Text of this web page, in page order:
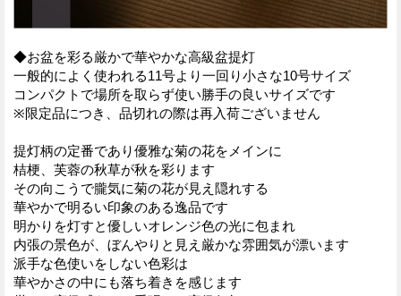
◆お盆を彩る厳かで華やかな高級盆提灯
一般的によく使われる11号より一回り小さな10号サイズ
コンパクトで場所を取らず使い勝手の良いサイズです
※限定品につき、品切れの際は再入荷ございません
提灯柄の定番であり優雅な菊の花をメインに
桔梗、芙蓉の秋草が秋を彩ります
その向こうで朧気に菊の花が見え隠れする
華やかで明るい印象のある逸品です
明かりを灯すと優しいオレンジ色の光に包まれ
内張の景色が、ぼんやりと見え厳かな雰囲気が漂います
派手な色使いをしない色彩は
華やかさの中にも落ち着きを感じます